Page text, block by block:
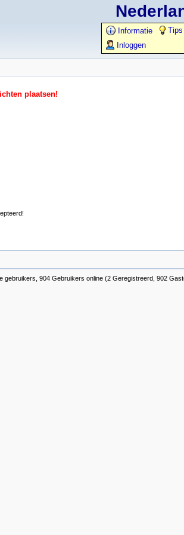
Informatie
Inloggen
plaatsen!
gebruikers, 904 Gebruikers online (2 Geregistreerd, 902